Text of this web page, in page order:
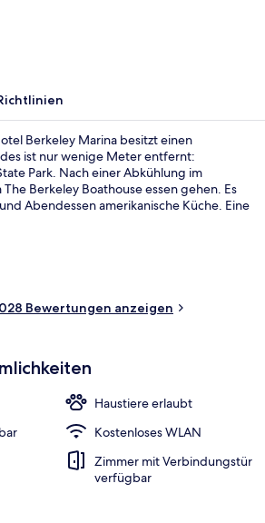
Berkeley Marina besitzt einen
ist nur wenige Meter entfernt:
Park. Nach einer Abkühlung im
Berkeley Boathouse essen gehen. Es
Abendessen amerikanische Küche. Eine
Reisende lieben das hilfsbereite
Bewertungen anzeigen
Haustiere erlaubt
Kostenloses WLAN
Zimmer mit Verbindungstür
verfügbar